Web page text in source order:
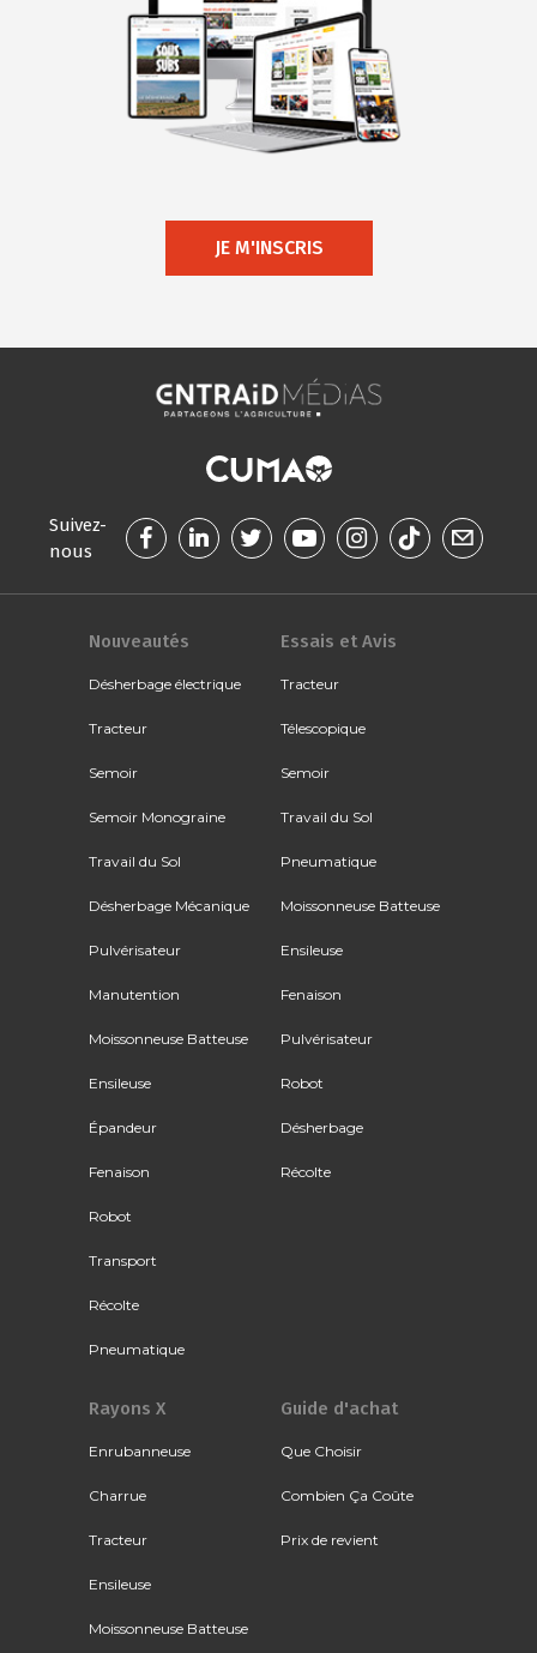
JE M'INSCRIS
Suivez-
nous
Nouveautés
Désherbage électrique
Tracteur
Semoir
Semoir Monograine
Travail du Sol
Désherbage Mécanique
Pulvérisateur
Manutention
Moissonneuse Batteuse
Ensileuse
Épandeur
Fenaison
Robot
Transport
Récolte
Pneumatique
Essais et Avis
Tracteur
Télescopique
Semoir
Travail du Sol
Pneumatique
Moissonneuse Batteuse
Ensileuse
Fenaison
Pulvérisateur
Robot
Désherbage
Récolte
Rayons X
Enrubanneuse
Charrue
Tracteur
Ensileuse
Moissonneuse Batteuse
Guide d'achat
Que Choisir
Combien Ça Coûte
Prix de revient